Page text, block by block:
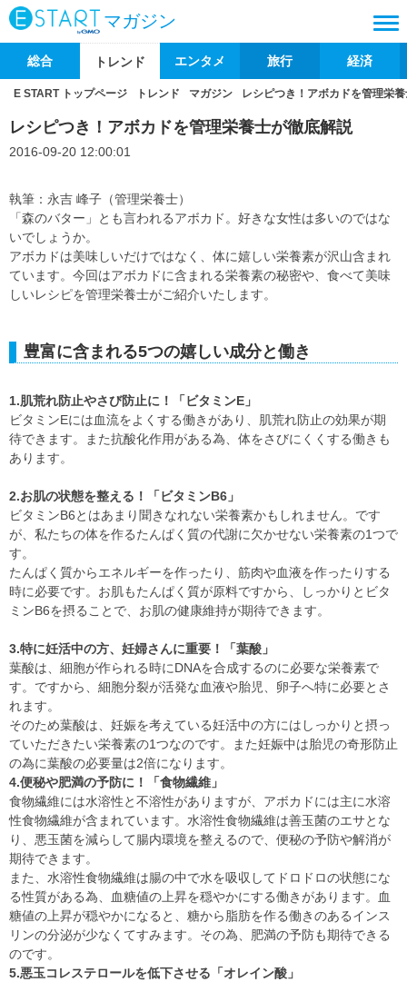
マガジン
総合 トレンド エンタメ 旅行 経済
E START トップページ トレンド マガジン レシピつき！アボカドを管理栄
レシピつき！アボカドを管理栄養士が徹底解説
2016-09-20 12:00:01
執筆：永吉 峰子（管理栄養士）
「森のバター」とも言われるアボカド。好きな女性は多いのではな
いでしょうか。
アボカドは美味しいだけではなく、体に嬉しい栄養素が沢山含まれ
ています。今回はアボカドに含まれる栄養素の秘密や、食べて美味
しいレシピを管理栄養士がご紹介いたします。
豊富に含まれる5つの嬉しい成分と働き
1.肌荒れ防止やさび防止に！「ビタミンE」
ビタミンEには血流をよくする働きがあり、肌荒れ防止の効果が期
待できます。また抗酸化作用がある為、体をさびにくくする働きも
あります。
2.お肌の状態を整える！「ビタミンB6」
ビタミンB6とはあまり聞きなれない栄養素かもしれません。です
が、私たちの体を作るたんぱく質の代謝に欠かせない栄養素の1つで
す。
たんぱく質からエネルギーを作ったり、筋肉や血液を作ったりする
時に必要です。お肌もたんぱく質が原料ですから、しっかりとビタ
ミンB6を摂ることで、お肌の健康維持が期待できます。
3.特に妊活中の方、妊婦さんに重要！「葉酸」
葉酸は、細胞が作られる時にDNAを合成するのに必要な栄養素で
す。ですから、細胞分裂が活発な血液や胎児、卵子へ特に必要とさ
れます。
そのため葉酸は、妊娠を考えている妊活中の方にはしっかりと摂っ
ていただきたい栄養素の1つなのです。また妊娠中は胎児の奇形防止
の為に葉酸の必要量は2倍になります。
4.便秘や肥満の予防に！「食物繊維」
食物繊維には水溶性と不溶性がありますが、アボカドには主に水溶
性食物繊維が含まれています。水溶性食物繊維は善玉菌のエサとな
り、悪玉菌を減らして腸内環境を整えるので、便秘の予防や解消が
期待できます。
また、水溶性食物繊維は腸の中で水を吸収してドロドロの状態にな
る性質がある為、血糖値の上昇を穏やかにする働きがあります。血
糖値の上昇が穏やかになると、糖から脂肪を作る働きのあるインス
リンの分泌が少なくてすみます。その為、肥満の予防も期待できる
のです。
5.悪玉コレステロールを低下させる「オレイン酸」